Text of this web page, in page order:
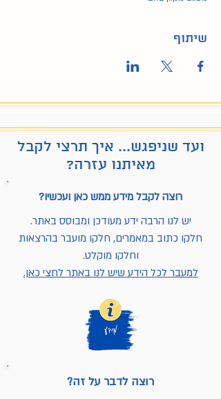
שיתוף
ועד שניפגש... איך תרצי לקבל
מאיתנו עזרה?
רוצה לקבל מידע ממש כאן ועכשיו?
יש לנו הרבה ידע מעודכן ומבוסס באתר.
חלקו כתוב במאמרים, חלקו מועבר בהרצאות
וחלקו מוקלט.
למעבר לכל הידע שיש לנו באתר לחצי כאן.
רוצה לדבר על זה?